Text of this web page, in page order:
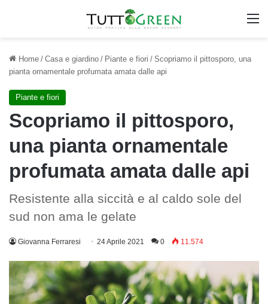
Home / Casa e giardino / Piante e fiori / Scopriamo il pittosporo, una
pianta ornamentale profumata amata dalle api
Piante e fiori
Scopriamo il pittosporo,
una pianta ornamentale
profumata amata dalle api
Resistente alla siccità e al caldo sole del
sud non ama le gelate
Giovanna Ferraresi 24 Aprile 2021 0 11.574